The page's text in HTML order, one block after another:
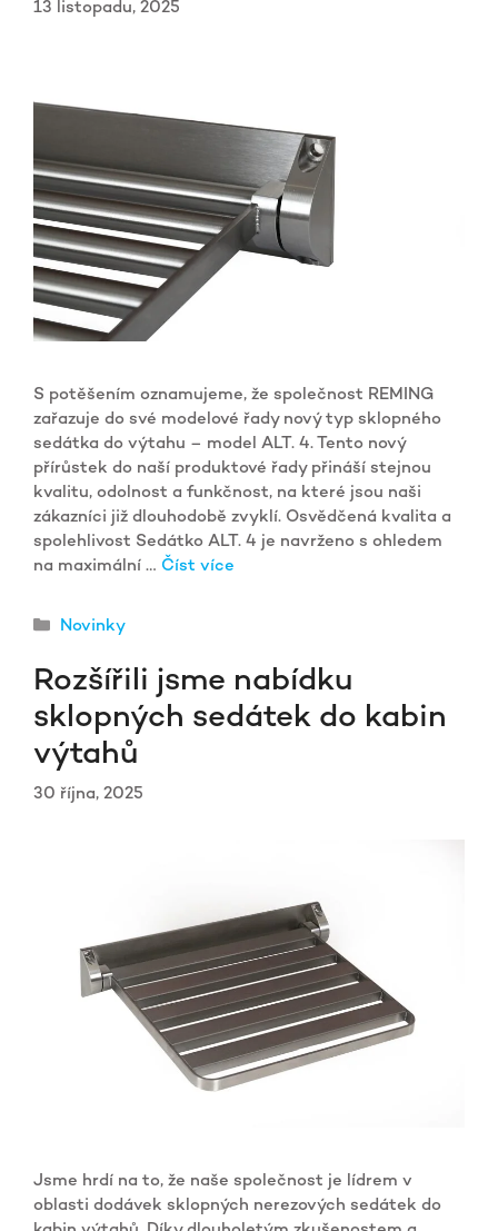
13 listopadu, 2025
S potěšením oznamujeme, že společnost REMING
zařazuje do své modelové řady nový typ sklopného
sedátka do výtahu – model ALT. 4. Tento nový
přírůstek do naší produktové řady přináší stejnou
kvalitu, odolnost a funkčnost, na které jsou naši
zákazníci již dlouhodobě zvyklí. Osvědčená kvalita a
spolehlivost Sedátko ALT. 4 je navrženo s ohledem
na maximální … Číst více
Rubriky
Novinky
Rozšířili jsme nabídku
sklopných sedátek do kabin
výtahů
30 října, 2025
Jsme hrdí na to, že naše společnost je lídrem v
oblasti dodávek sklopných nerezových sedátek do